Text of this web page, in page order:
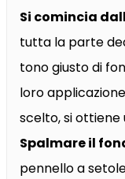
Si comincia
tutta la parte
tono giusto di
loro
scelto, si ottiene
Spalmare il
pennello a